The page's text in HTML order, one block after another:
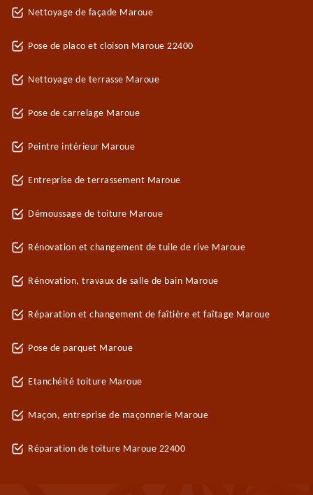
Nettoyage de façade Maroue
Pose de placo et cloison Maroue 22400
Nettoyage de terrasse Maroue
Pose de carrelage Maroue
Peintre intérieur Maroue
Entreprise de terrassement Maroue
Démoussage de toiture Maroue
Rénovation et changement de tuile de rive Maroue
Rénovation, travaux de salle de bain Maroue
Réparation et changement de faîtière et faîtage Maroue
Pose de parquet Maroue
Etanchéité toiture Maroue
Maçon, entreprise de maçonnerie Maroue
Réparation de toiture Maroue 22400